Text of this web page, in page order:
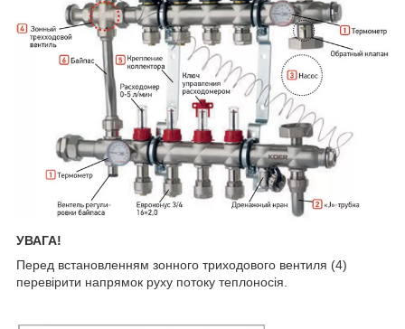
УВАГА!
Перед встановленням зонного триходового вентиля (4)
перевірити напрямок руху потоку теплоносія.